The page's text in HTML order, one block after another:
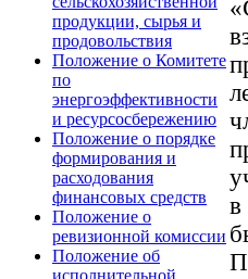
продукции, сырья и
продовольствия
Положение о Комитете
по
энергоэффективности
и ресурсосбережению
Положение о порядке
формирования и
расходования
финансовых средств
Положение о
ревизионной комиссии
Положение об
в